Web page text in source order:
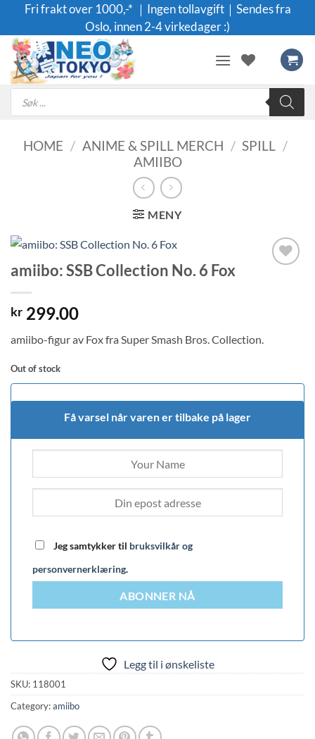
content
Fri frakt over 1000,-* ｜Ingen tollavgift｜Sendes fra
Oslo, innen 2-4 virkedager :)
Products
search
HOME / ANIME & SPILL MERCH / SPILL /
AMIIBO
MENY
amiibo: SSB Collection No. 6 Fox
kr 299.00
amiibo-figur av Fox fra Super Smash Bros. Collection.
Out of stock
Få varsel når varen er tilbake på lager
Jeg samtykker til bruksvilkår og
personvernerklæring.
ABONNER NÅ
Legg til i ønskeliste
SKU: 118001
Category:amiibo